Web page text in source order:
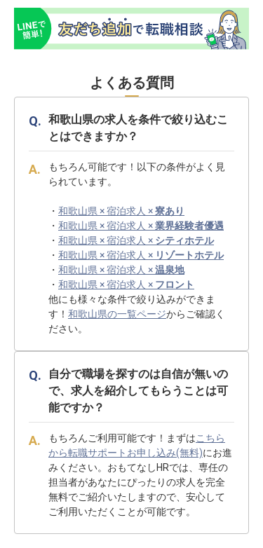
よくある質問
和歌山県の求人を条件で絞り込むこ
とはできますか？
もちろん可能です！以下の条件がよく見
られています。
・ 和歌山県 × 宿泊求人 ×寮あり
・ 和歌山県 × 宿泊求人 ×業界経験者優遇
・ 和歌山県 × 宿泊求人 × シティホテル
・ 和歌山県 × 宿泊求人 × リゾートホテル
・ 和歌山県 × 宿泊求人 ×温泉地
・ 和歌山県 × 宿泊求人 × フロント
他にも様々な条件で絞り込みができま
す！ 和歌山県の一覧ページからご確認く
ださい。
自分で職場を探すのは自信が無いの
で、求人を紹介してもらうことは可
能ですか？
もちろんご利用可能です！まずはこちら
から転職サポートお申し込み(無料)にお進
みください。おもてなしHRでは、専任の
担当者があなたにぴったりの求人を完全
無料でご紹介いたしますので、安心して
ご利用いただくことが可能です。